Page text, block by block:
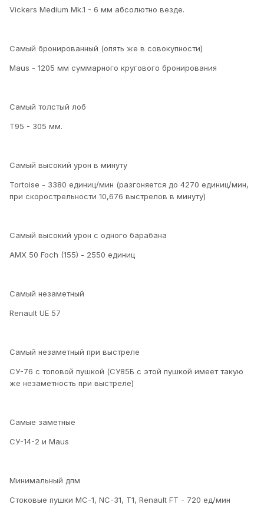
Vickers Medium Mk.1 - 6 мм абсолютно везде.
Самый бронированный (опять же в совокупности)
Maus - 1205 мм суммарного кругового бронирования
Самый толстый лоб
Т95 - 305 мм.
Самый высокий урон в минуту
Tortoise - 3380 единиц/мин (разгоняется до 4270 единиц/мин,
при скорострельности 10,676 выстрелов в минуту)
Самый высокий урон с одного барабана
АМХ 50 Foch (155) - 2550 единиц
Самый незаметный
Renault UE 57
Самый незаметный при выстреле
СУ-76 с топовой пушкой (СУ85Б с этой пушкой имеет такую
же незаметность при выстреле)
Самые заметные
СУ-14-2 и Maus
Минимальный дпм
Cтоковые пушки МС-1, NC-31, T1, Renault FT - 720 ед/мин